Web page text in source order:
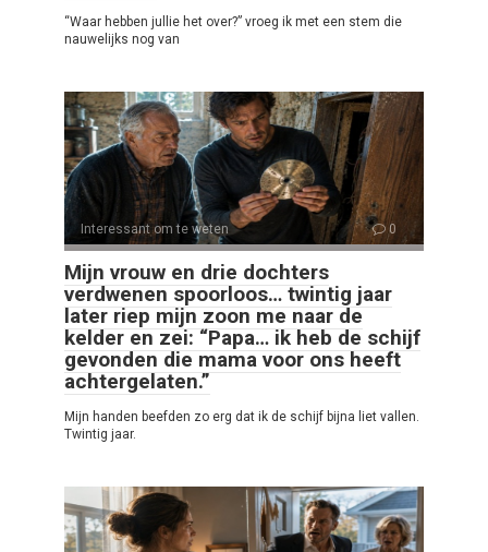
“Waar hebben jullie het over?” vroeg ik met een stem die
nauwelijks nog van
Interessant om te weten 0
Mijn vrouw en drie dochters
verdwenen spoorloos… twintig jaar
later riep mijn zoon me naar de
kelder en zei: “Papa… ik heb de schijf
gevonden die mama voor ons heeft
achtergelaten.”
Mijn handen beefden zo erg dat ik de schijf bijna liet vallen.
Twintig jaar.